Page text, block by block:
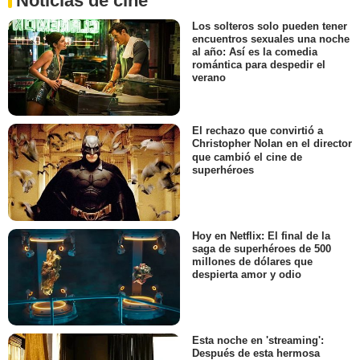
Los solteros solo pueden tener
encuentros sexuales una noche
al año: Así es la comedia
romántica para despedir el
verano
El rechazo que convirtió a
Christopher Nolan en el director
que cambió el cine de
superhéroes
Hoy en Netflix: El final de la
saga de superhéroes de 500
millones de dólares que
despierta amor y odio
Esta noche en 'streaming':
Después de esta hermosa